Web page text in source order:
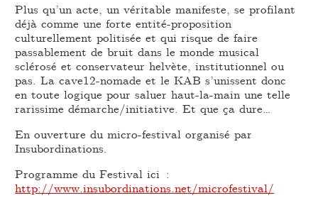
Plus qu’un acte, un véritable manifeste, se profilant
déjà comme une forte entité-proposition
culturellement politisée et qui risque de faire
passablement de bruit dans le monde musical
sclérosé et conservateur helvète, institutionnel ou
pas. La cave12-nomade et le KAB s’unissent donc
en toute logique pour saluer haut-la-main une telle
rarissime démarche/initiative. Et que ça dure…
En ouverture du micro-festival organisé par
Insubordinations.
Programme du Festival ici :
http://www.insubordinations.net/microfestival/